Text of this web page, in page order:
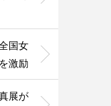
国女
激励
展が